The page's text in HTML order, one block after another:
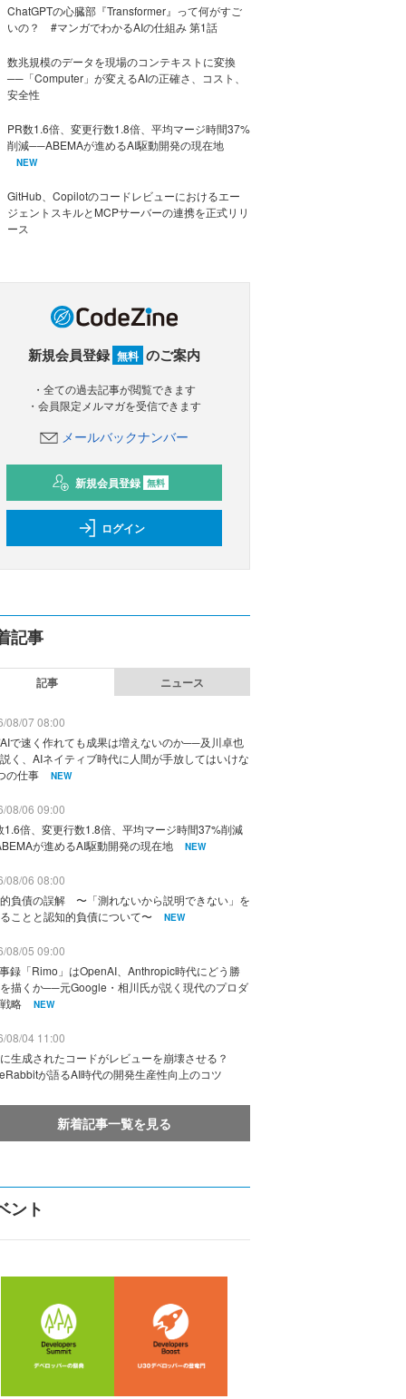
ChatGPTの心臓部『Transformer』って何がすご
いの？ #マンガでわかるAIの仕組み 第1話
数兆規模のデータを現場のコンテキストに変換
──「Computer」が変えるAIの正確さ、コスト、
安全性
PR数1.6倍、変更行数1.8倍、平均マージ時間37%
削減──ABEMAが進めるAI駆動開発の現在地
NEW
GitHub、Copilotのコードレビューにおけるエー
ジェントスキルとMCPサーバーの連携を正式リリ
ース
新規会員登録 無料 のご案内
・全ての過去記事が閲覧できます
・会員限定メルマガを受信できます
メールバックナンバー
新規会員登録 無料
ログイン
記事
記事 ニュース
08/07 08:00
で速く作れても成果は増えないのか──及川卓也
く、AIネイティブ時代に人間が手放してはいけな
の仕事
NEW
08/06 09:00
1.6倍、変更行数1.8倍、平均マージ時間37%削減
が進めるAI駆動開発の現在地
NEW
08/06 08:00
負債の誤解 〜「測れないから説明できない」を
ことと認知的負債について〜
NEW
08/05 09:00
録「Rimo」はOpenAI、Anthropic時代にどう勝
描くか──元Google・相川氏が説く現代のプロダ
略
NEW
08/04 11:00
生成されたコードがレビューを崩壊させる？
が語るAI時代の開発生産性向上のコツ
新着記事一覧を見る
ント